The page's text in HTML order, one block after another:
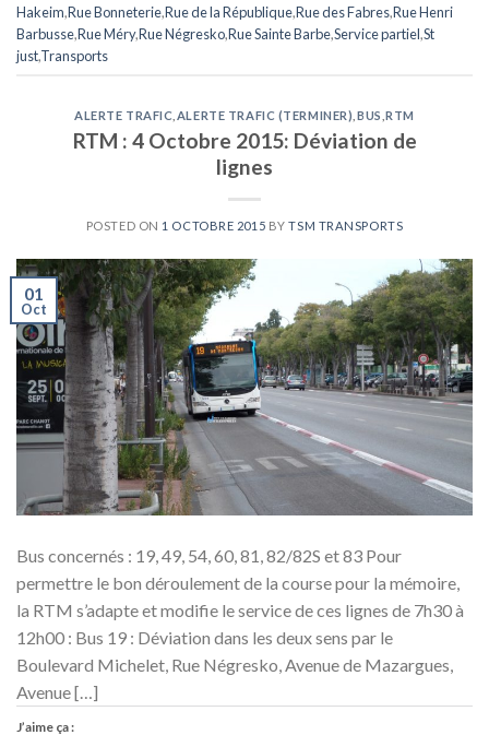
Hakeim,Rue Bonneterie,Rue de la République,Rue des Fabres,Rue Henri
Barbusse,Rue Méry,Rue Négresko,Rue Sainte Barbe,Service partiel,St
just,Transports
ALERTE TRAFIC ALERTE TRAFIC (TERMINER) BUS ,RTM
RTM : 4 Octobre 2015: Déviation de
lignes
POSTED ON 1 OCTOBRE 2015 BYTSM TRANSPORTS
01
Oct
Bus concernés : 19, 49, 54, 60, 81, 82/82S et 83 Pour
permettre le bon déroulement de la course pour la mémoire,
la RTM s’adapte et modifie le service de ces lignes de 7h30 à
12h00 : Bus 19 : Déviation dans les deux sens par le
Boulevard Michelet, Rue Négresko, Avenue de Mazargues,
Avenue […]
J’aime ça :